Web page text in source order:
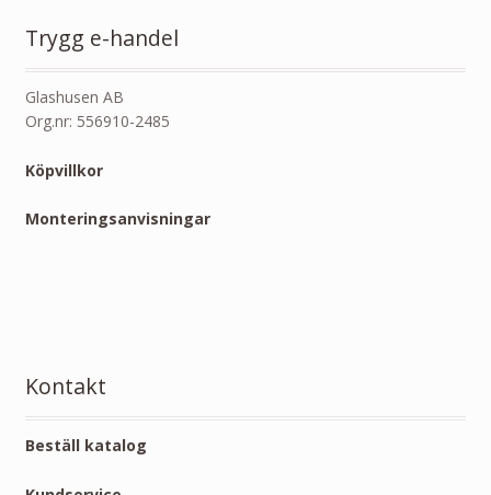
Trygg e-handel
Glashusen AB
Org.nr: 556910-2485
Köpvillkor
Monteringsanvisningar
Kontakt
Beställ katalog